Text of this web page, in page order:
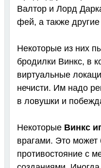
Валтор и Лорд
фей, а также
Некоторые из них
бродилки Винкс, в
виртуальные
нечисти. Им надо
в ловушки и
Некоторые Винкс
врагами. Это
противостояние с